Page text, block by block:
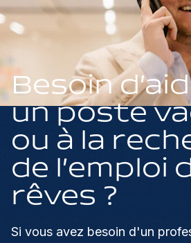
Besoin
un poste
ou à la
de l'emploi
rêves ?
Si vous avez besoin d'un